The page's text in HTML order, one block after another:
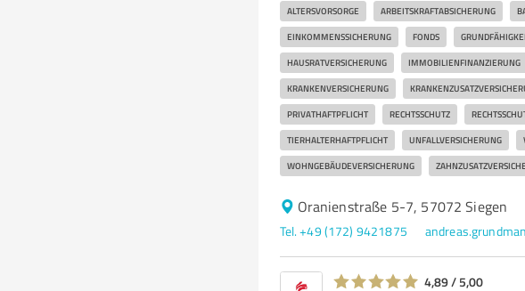
ALTERSVORSORGE ARBEITSKRAFTABSICHERUNG
EINKOMMENSSICHERUNG FONDS
HAUSRATVERSICHERUNG IMMOBILIENFINANZIERUNG
KRANKENVERSICHERUNG
PRIVATHAFTPFLICHT RECHTSSCHUTZ
TIERHALTERHAFTPFLICHT UNFALLVERSICHERUNG
WOHNGEBÄUDEVERSICHERUNG
Oranienstraße 5-7, 57072 Siegen
Tel. +49 (172) 9421875
4,89 / 5,00